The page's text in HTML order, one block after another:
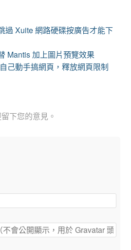
過 Xuite 網路硬碟按廣告才能下
Mantis 加上圖片預覽效果
己動手搞網頁，釋放網頁限制
下您的意見。